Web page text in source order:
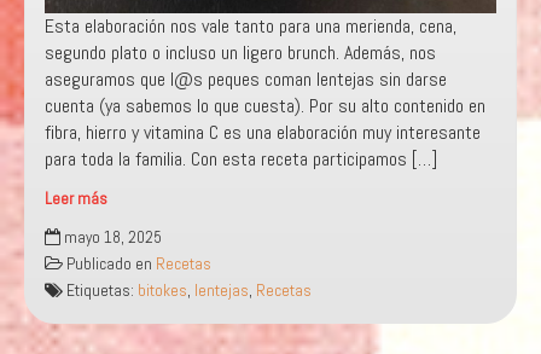
Esta elaboración nos vale tanto para una merienda, cena,
segundo plato o incluso un ligero brunch. Además, nos
aseguramos que l@s peques coman lentejas sin darse
cuenta (ya sabemos lo que cuesta). Por su alto contenido en
fibra, hierro y vitamina C es una elaboración muy interesante
para toda la familia. Con esta receta participamos […]
Leer más
“BITOQUES
DE
TIERRA
DE
CAMPOS
EN
Publicado en